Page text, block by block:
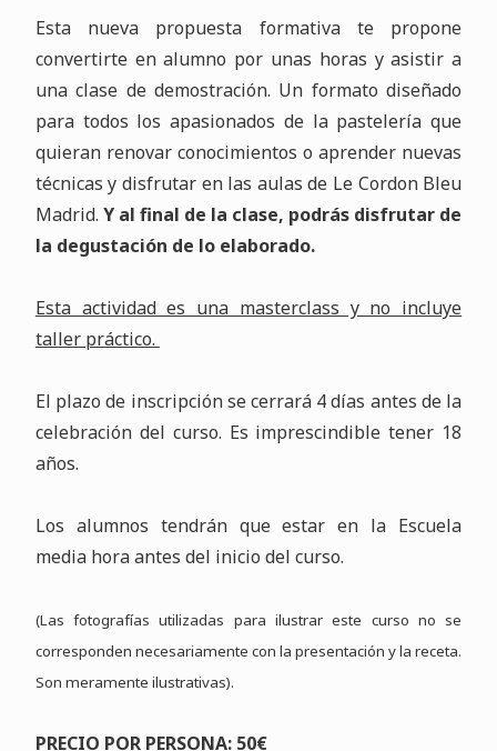
Esta nueva propuesta formativa te propone
convertirte en alumno por unas horas y asistir a
una clase de demostración. Un formato diseñado
para todos los apasionados de la pastelería que
quieran renovar conocimientos o aprender nuevas
técnicas y disfrutar en las aulas de Le Cordon Bleu
Madrid. Y al final de la clase, podrás disfrutar de
la degustación de lo elaborado.
Esta actividad es una masterclass y no incluye
taller práctico.
El plazo de inscripción se cerrará 4 días antes de la
celebración del curso. Es imprescindible tener 18
años.
Los alumnos tendrán que estar en la Escuela
media hora antes del inicio del curso.
(Las fotografías utilizadas para ilustrar este curso no se
corresponden necesariamente con la presentación y la receta.
Son meramente ilustrativas).
PRECIO POR PERSONA: 50€